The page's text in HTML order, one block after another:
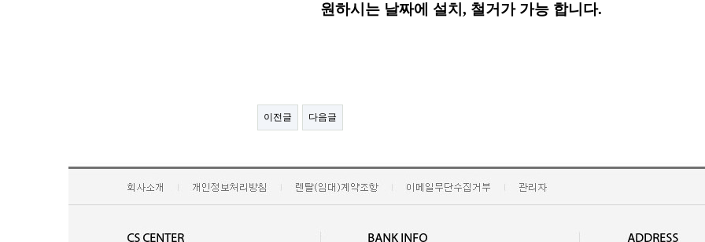
원하시는 날짜에 설치, 철거가 가능 합니다.
이전글 다음글